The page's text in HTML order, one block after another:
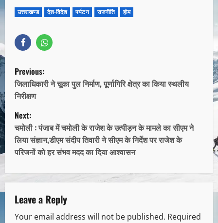
उत्तराखण्ड देश-विदेश पर्यटन राजनीति होम
Previous:
जिलाधिकारी ने चूका पुल निर्माण, पूर्णागिरि क्षेत्र का किया स्थलीय
निरीक्षण
Next:
चमोली : पंजाब में चमोली के राजेश के उत्पीड़न के मामले का सीएम ने
लिया संज्ञान,डीएम संदीप तिवारी ने सीएम के निर्देश पर राजेश के
परिजनों को हर संभव मदद का दिया आश्वासन
Leave a Reply
Your email address will not be published. Required